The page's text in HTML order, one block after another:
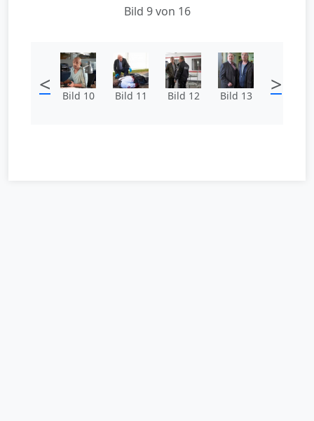
Bild 9 von 16
< Bild 10 Bild 11 Bild 12 Bild 13 >